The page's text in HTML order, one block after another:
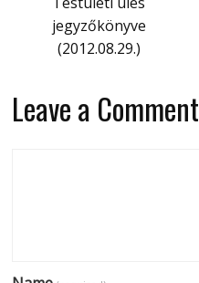
jegyzőkönyve
(2012.08.29.)
Leave a Comment